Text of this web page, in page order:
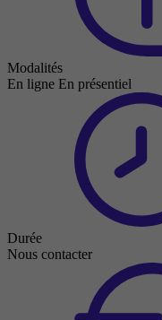
Modalités
En ligne En présentiel
Durée
Nous contacter